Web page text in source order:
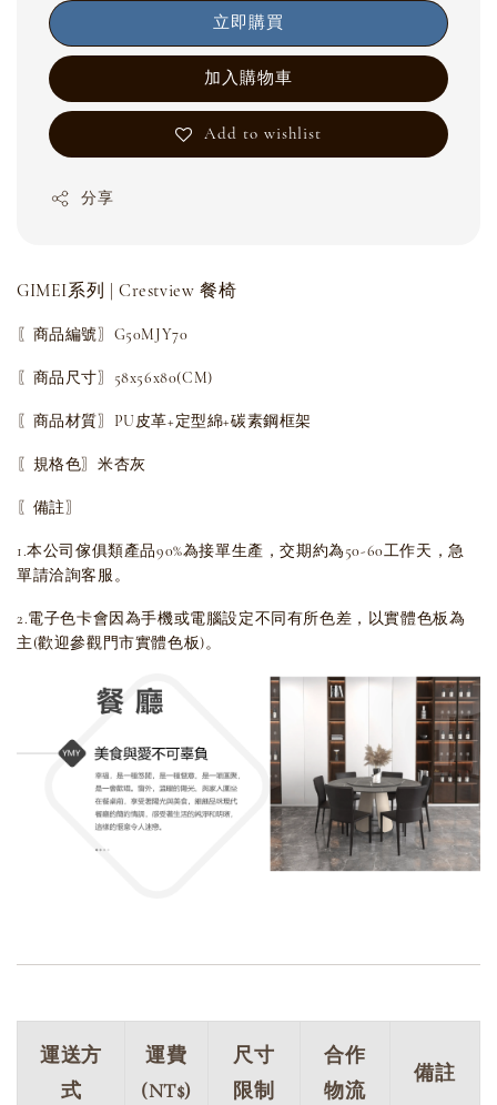
立即購買
加入購物車
Add to wishlist
分享
GIMEI系列 | Crestview 餐椅
〖商品編號〗G50MJY70
〖商品尺寸〗58x56x80(CM)
〖商品材質〗PU皮革+定型綿+碳素鋼框架
〖規格色〗米杏灰
〖備註〗
1.本公司傢俱類產品90%為接單生產，交期約為50-60工作天，急
單請洽詢客服。
2.電子色卡會因為手機或電腦設定不同有所色差，以實體色板為
主(歡迎參觀門市實體色板)。
運送方
式
運費
(NT$)
尺寸
限制
合作
物流
備註